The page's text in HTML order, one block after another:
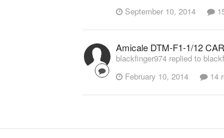
September 10, 2014
Amicale DTM-F1-1/12
blackfinger974 replied to
February 10, 2014
14